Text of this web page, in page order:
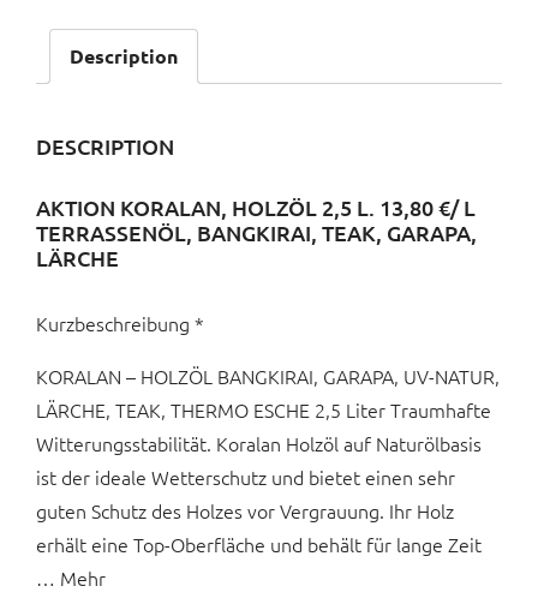
Description
DESCRIPTION
AKTION KORALAN, HOLZÖL 2,5 L. 13,80 €/ L
TERRASSENÖL, BANGKIRAI, TEAK, GARAPA,
LÄRCHE
Kurzbeschreibung *
KORALAN – HOLZÖL BANGKIRAI, GARAPA, UV-NATUR,
LÄRCHE, TEAK, THERMO ESCHE 2,5 Liter Traumhafte
Witterungsstabilität. Koralan Holzöl auf Naturölbasis
ist der ideale Wetterschutz und bietet einen sehr
guten Schutz des Holzes vor Vergrauung. Ihr Holz
erhält eine Top-Oberfläche und behält für lange Zeit
… Mehr